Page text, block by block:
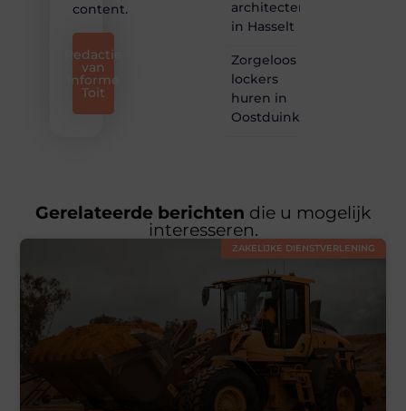
content.
Redactie
van
Informe
Toit
architectenbureau
in Hasselt
Zorgeloos
lockers
huren in
Oostduinkerke
Gerelateerde berichten die u mogelijk
interesseren.
ZAKELIJKE DIENSTVERLENING